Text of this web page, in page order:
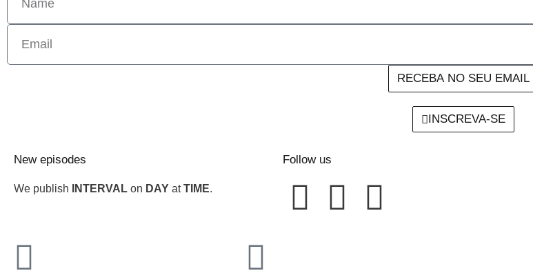
RECEBA NO SEU EMAIL
INSCREVA-SE
New episodes
We publish INTERVAL on DAY atTIME.
Follow us